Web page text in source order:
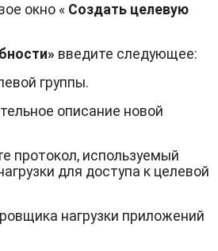
окно « Создать целевую
введите следующее:
группы.
описание новой
протокол, используемый
для доступа к целевой
нагрузки приложений